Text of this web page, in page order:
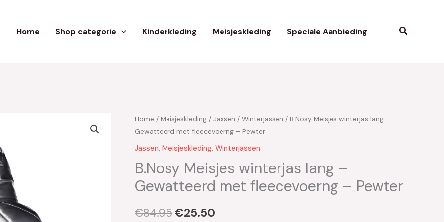
Home Shop categorie Kinderkleding Meisjeskleding Speciale Aanbieding Zoeken
Home / Meisjeskleding / Jassen / Winterjassen / B.Nosy Meisjes winterjas lang –
Gewatteerd met fleecevoerng – Pewter
Jassen, Meisjeskleding, Winterjassen
B.Nosy Meisjes winterjas lang –
Gewatteerd met fleecevoerng – Pewter
€84.95
Oorspronkelijke
prijs
was:
€84.95.
€25.50
Huidige
prijs
is:
€25.50.